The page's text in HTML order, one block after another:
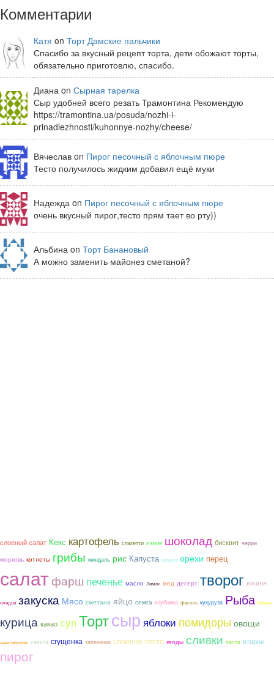
Комментарии
Катя on Торт Дамские пальчики
Спасибо за вкусный рецепт торта, дети обожают торты,
обязательно приготовлю, спасибо.
Диана on Сырная тарелка
Сыр удобней всего резать Трамонтина Рекомендую
https://tramontina.ua/posuda/nozhi-i-
prinadlezhnosti/kuhonnye-nozhy/cheese/
Вячеслав on Пирог песочный с яблочным пюре
Тесто получилось жидким добавил ещё муки
Надежда on Пирог песочный с яблочным пюре
очень вкусный пирог,тесто прям тает во рту))
Альбина on Торт Банановый
А можно заменить майонез сметаной?
слоеный салат Кекс картофель спагетти изюм шоколад бисквит черри
морковь котлеты грибы миндаль рис Капуста крошка орехи перец
салатфарш печенье масло Лимон мед десерт творог вишня
оладьи закуска Мясо сметана яйцо семга клубника фасоль кукуруза Рыба блины
курица какао суп Тортсыр яблоки помидоры овощи
шампиньоны свекла сгущенка запеканка слоеное тесто ягоды сливки паста второе
пирог